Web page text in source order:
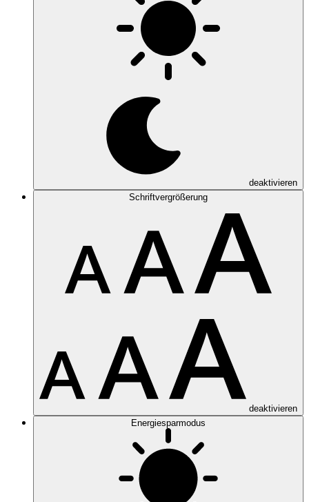
deaktivieren
Schriftvergrößerung
deaktivieren
Energiesparmodus